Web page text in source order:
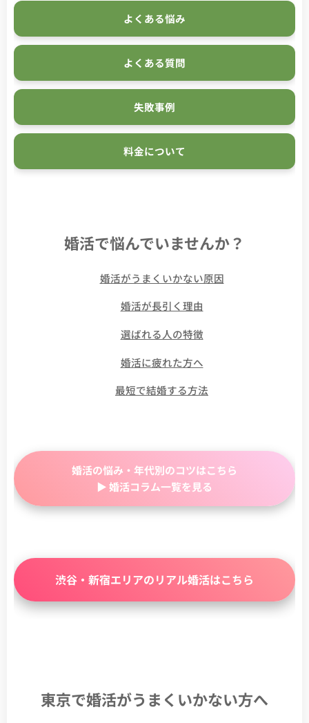
よくある悩み
よくある質問
失敗事例
料金について
婚活で悩んでいませんか？
婚活がうまくいかない原因
婚活が長引く理由
選ばれる人の特徴
婚活に疲れた方へ
最短で結婚する方法
婚活の悩み・年代別のコツはこちら
▶ 婚活コラム一覧を見る
渋谷・新宿エリアのリアル婚活はこちら
東京で婚活がうまくいかない方へ